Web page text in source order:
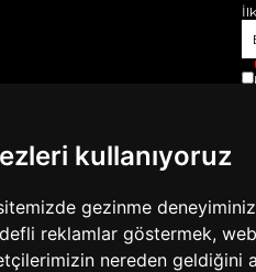
kullanıyoruz
gezinme
reklamlar göstermek,
nereden geldiğini